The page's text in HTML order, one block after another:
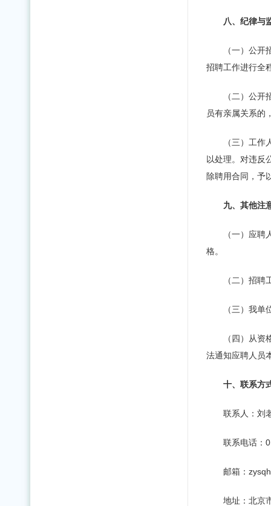
八、纪律与
（一）公
招聘工作进行全
（二）公
员有亲属关系的
（三）工
以处理。对违反
除聘用合同，予
九、其他注
（一）应
格。
（二）招
（三）我
（四）从
法通知应聘人员
十、联系方
联系人：刘
联系电话：
邮箱：
地址：北京